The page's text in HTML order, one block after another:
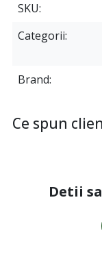
SKU
Categorii
Brand
Ce spun
Detii